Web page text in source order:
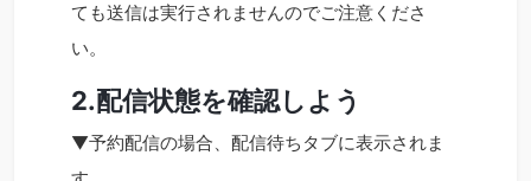
ても送信は実行されませんのでご注意くださ
い。
2.配信状態を確認しよう
▼予約配信の場合、配信待ちタブに表示されま